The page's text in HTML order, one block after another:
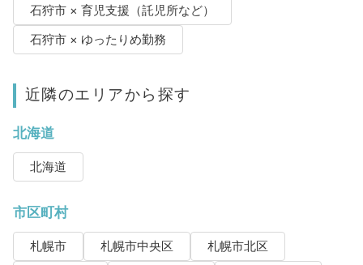
石狩市 × 育児支援（託児所など）
石狩市 × ゆったりめ勤務
近隣のエリアから探す
北海道
北海道
市区町村
札幌市 札幌市中央区 札幌市北区